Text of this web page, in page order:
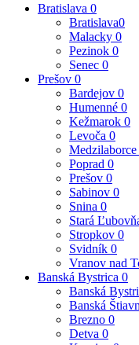
Bratislava 0
Bratislava0
Malacky 0
Pezinok 0
Senec 0
Prešov 0
Bardejov 0
Humenné 0
Kežmarok 0
Levoča 0
Medzilaborce
Poprad 0
Prešov 0
Sabinov 0
Snina 0
Stará
Stropkov 0
Svidník 0
Vranov nad
Banská Bystrica 0
Banská
Banská
Brezno 0
Detva 0